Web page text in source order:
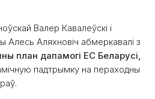
Валер Кавалеўскі і
Алесь Аляхновіч абмеркавалі з
план дапамогі ЕС Беларусі,
падтрымку на пераходны